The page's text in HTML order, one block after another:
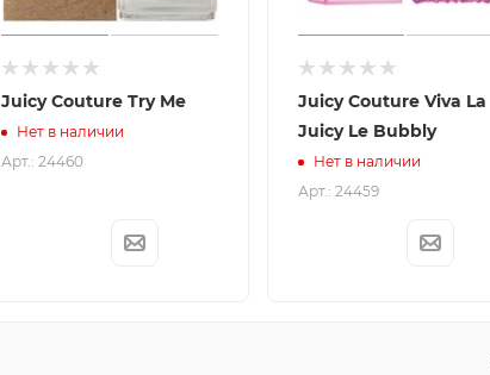
Juicy Couture Try Me
Нет в наличии
Арт.: 24460
Juicy Couture Viva La
Juicy Le Bubbly
Нет в наличии
Арт.: 24459